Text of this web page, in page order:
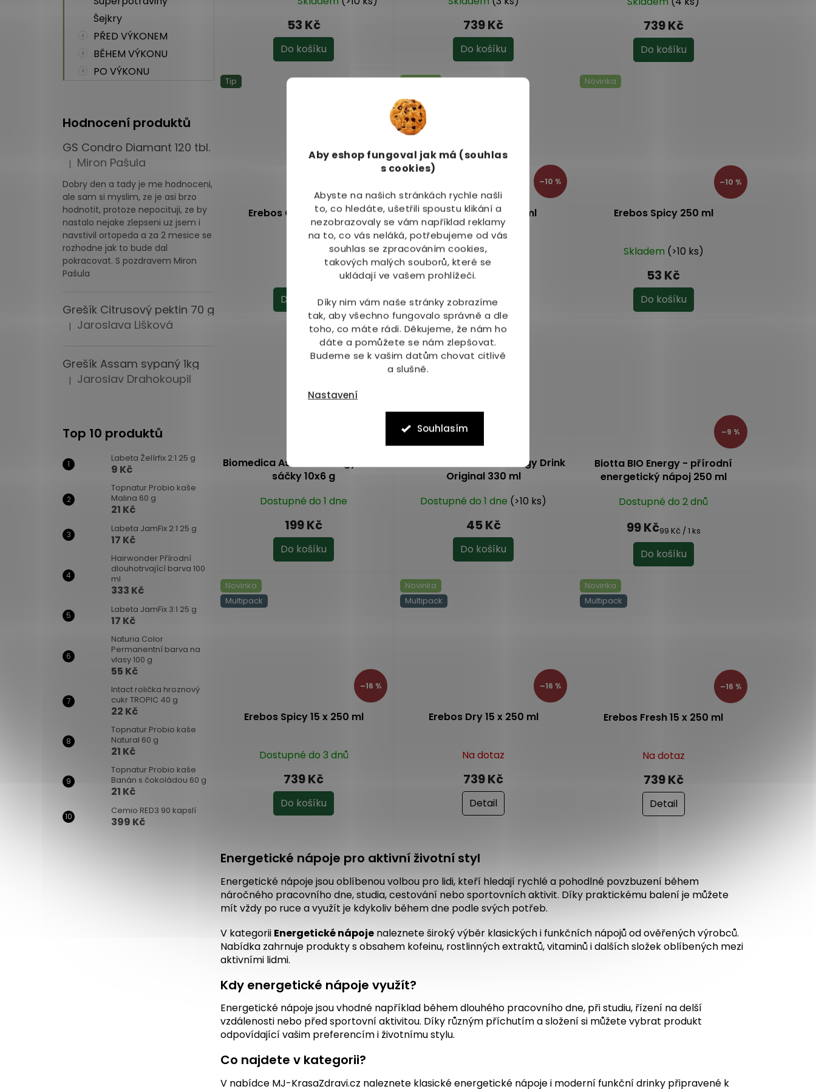
Aby eshop fungoval jak má (souhlas
s cookies)
Abyste na našich stránkách rychle našli
to, co hledáte, ušetřili spoustu klikání a
nezobrazovaly se vám například reklamy
na to, co vás neláká, potřebujeme od vás
souhlas se zpracováním cookies,
takových malých souborů, které se
ukládají ve vašem prohlížeči.
Díky nim vám naše stránky zobrazíme
tak, aby všechno fungovalo správně a dle
toho, co máte rádi. Děkujeme, že nám ho
dáte a pomůžete se nám zlepšovat.
Budeme se k vašim datům chovat citlivě
a slušně.
Nastavení
Souhlasím
Šejkry
PŘED VÝKONEM
BĚHEM VÝKONU
PO VÝKONU
Hodnocení produktů
GS Condro Diamant 120 tbl.
Hodnocení produktu je 5 z 5 hvězdiček.
| Miron Pašula
Dobry den a tady je me hodnoceni,
ale sam si myslim, ze je asi brzo
hodnotit, protoze nepocituji, ze by
nastalo nejake zlepseni uz jsem i
navstivil ortopeda a za 2 mesice se
rozhodne jak to bude dal
pokracovat. S pozdravem Miron
Pašula
Grešík Citrusový pektin 70 g
Hodnocení produktu je 5 z 5 hvězdiček.
| Jaroslava Lišková
Grešík Assam sypaný 1kg
Hodnocení produktu je 5 z 5 hvězdiček.
| Jaroslav Drahokoupil
Top 10 produktů
Labeta Želírfix 2:1 25 g
9 Kč
Topnatur Probio kaše
Malina 60 g
21 Kč
Labeta JamFix 2:1 25 g
17 Kč
Hairwonder Přírodní
dlouhotrvající barva 100
ml
333 Kč
Labeta JamFix 3:1 25 g
17 Kč
Naturia Color
Permanentní barva na
vlasy 100 g
55 Kč
Intact rolička hroznový
cukr TROPIC 40 g
22 Kč
Topnatur Probio kaše
Natural 60 g
21 Kč
Topnatur Probio kaše
Banán s čokoládou 60 g
21 Kč
Cemio RED3 90 kapslí
399 Kč
5
53 Kč
Do košíku
739 Kč
Do košíku
739 Kč
Do košíku
Tip
Erebos Original 250 ml
Skladem(>10 ks)
Do košíku
Novinka
–10 %
Erebos Racket 250 ml
Skladem
53 Kč
Do košíku
Novinka
–10 %
Erebos Spicy 250 ml
Skladem (>10 ks)
53 Kč
Do košíku
Biomedica Ascoffin Energy Drink
sáčky 10x6 g
Dostupné do 1 dne
199 Kč
Do košíku
Puhdistamo Natural Energy Drink
Original 330 ml
Dostupné do 1 dne (>10 ks)
45 Kč
Do košíku
–9 %
Biotta BIO Energy - přírodní
energetický nápoj 250 ml
Dostupné do 2 dnů
99 KčMěrná
cena:
99 Kč / 1 ks
Do košíku
Novinka
Multipack
–16 %
Erebos Spicy 15 x 250 ml
Dostupné do 3 dnů
739 Kč
Do košíku
Novinka
Multipack
–16 %
Erebos Dry 15 x 250 ml
Na dotaz
739 Kč
Detail
Novinka
Multipack
–16 %
Erebos Fresh 15 x 250 ml
Na dotaz
739 Kč
Detail
d
a
c
p
r
v
ý
p
i
Energetické nápoje pro aktivní životní styl
Energetické nápoje jsou oblíbenou volbou pro lidi, kteří hledají rychlé a pohodlné povzbuzení během
náročného pracovního dne, studia, cestování nebo sportovních aktivit. Díky praktickému balení je můžete
mít vždy po ruce a využít je kdykoliv během dne podle svých potřeb.
V kategorii Energetické nápoje naleznete široký výběr klasických i funkčních nápojů od ověřených výrobců.
Nabídka zahrnuje produkty s obsahem kofeinu, rostlinných extraktů, vitaminů i dalších složek oblíbených mezi
aktivními lidmi.
Kdy energetické nápoje využít?
Energetické nápoje jsou vhodné například během dlouhého pracovního dne, při studiu, řízení na delší
vzdálenosti nebo před sportovní aktivitou. Díky různým příchutím a složení si můžete vybrat produkt
odpovídající vašim preferencím i životnímu stylu.
Co najdete v kategorii?
V nabídce MJ-KrasaZdravi.cz naleznete klasické energetické nápoje i moderní funkční drinky připravené k